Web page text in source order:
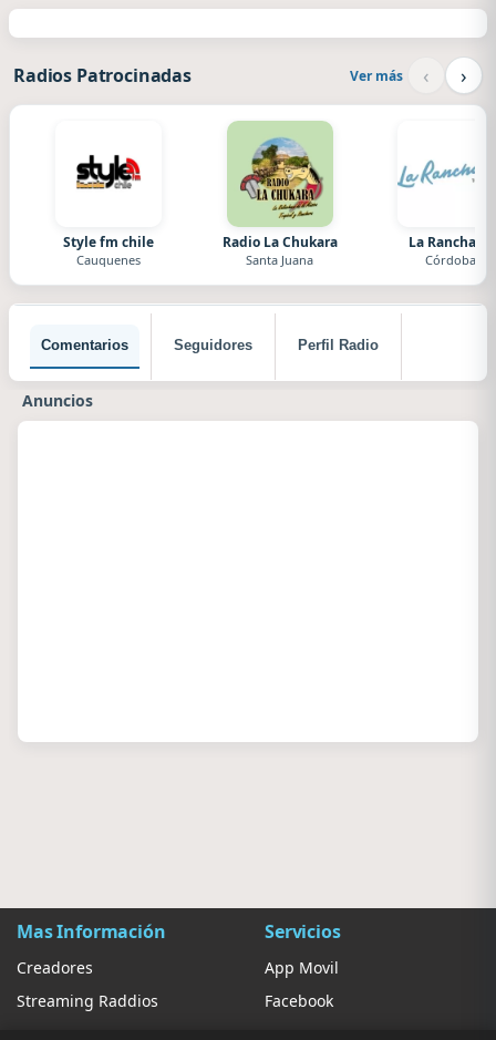
Radios Patrocinadas Ver más ‹ ›
Style fm chile
Cauquenes
Radio La Chukara
Santa Juana
La Ranchada
Córdoba
Comentarios Seguidores Perfil Radio
Anuncios
Mas Información
Creadores
Streaming Raddios
Servicios
App Movil
Facebook